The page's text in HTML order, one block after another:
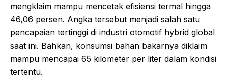
mengklaim mampu mencetak efisiensi termal hingga
46,06 persen. Angka tersebut menjadi salah satu
pencapaian tertinggi di industri otomotif hybrid global
saat ini. Bahkan, konsumsi bahan bakarnya diklaim
mampu mencapai 65 kilometer per liter dalam kondisi
tertentu.